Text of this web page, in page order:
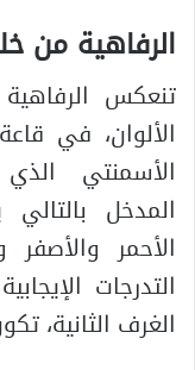
الرفاهية من
تنعكس
الألوان، في
الأسمنتي الذي
المدخل
الأحمر
التدرجات
الغرف الثانية،